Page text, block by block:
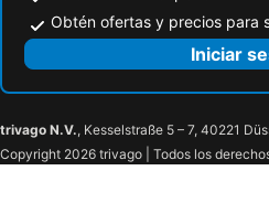
Obtén ofertas y precios para
Iniciar
trivago N.V., Kesselstraße 5 – 7, 40221
Copyright 2026 trivago | Todos los